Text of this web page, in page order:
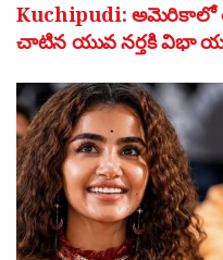
Kuchipudi: అమెరికాలో
చాటిన యువ నర్తకి విభా